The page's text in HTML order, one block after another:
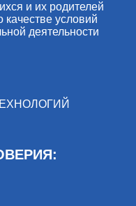
и их родителей
качестве условий
деятельности